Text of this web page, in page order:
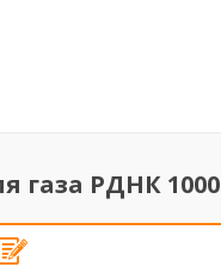
газа РДНК 1000